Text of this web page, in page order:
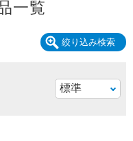
一覧
絞り込み検索